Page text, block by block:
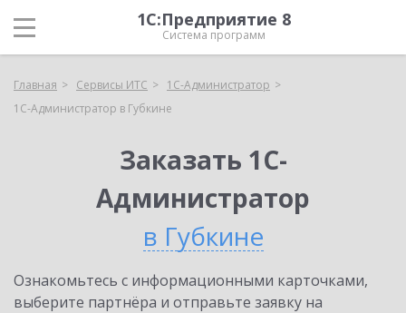
1С:Предприятие 8
Система программ
Главная Сервисы ИТС
1С-Администратор
1С-Администратор в Губкине
Заказать 1С-
Администратор
в Губкине
Ознакомьтесь с информационными карточками,
выберите партнёра и отправьте заявку на